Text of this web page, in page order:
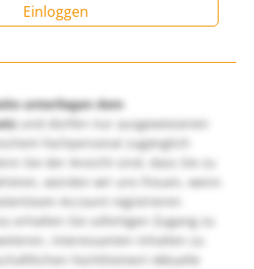
Einloggen
unterliegen dem
und dürfen nur ausgewiesenen
Fachpersonal zugänglich
Sie der Ansicht sind, dass Sie zu
würden wir uns freuen, wenn
Account registrieren
erhalten Sie sofortigen Zugang zu
interessanten Inhalten zu
Fachthemen! Aktuelle